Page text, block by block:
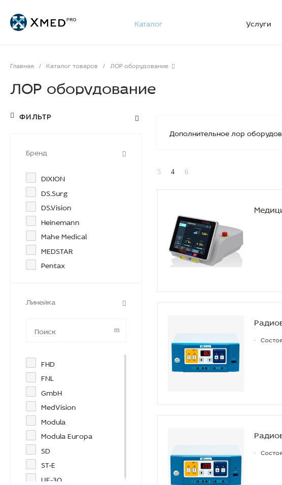
Каталог Услуги
Главная / Каталог товаров / ЛОР оборудование
ЛОР оборудование
ФИЛЬТР
Бренд
DIXION
DS.Surg
DS.Vision
Heinemann
Mahe Medical
MEDSTAR
Pentax
Линейка
FHD
FNL
GmbH
MedVision
Modula
Modula Europa
SD
ST-E
UE-30
Дополнительное лор
•
•